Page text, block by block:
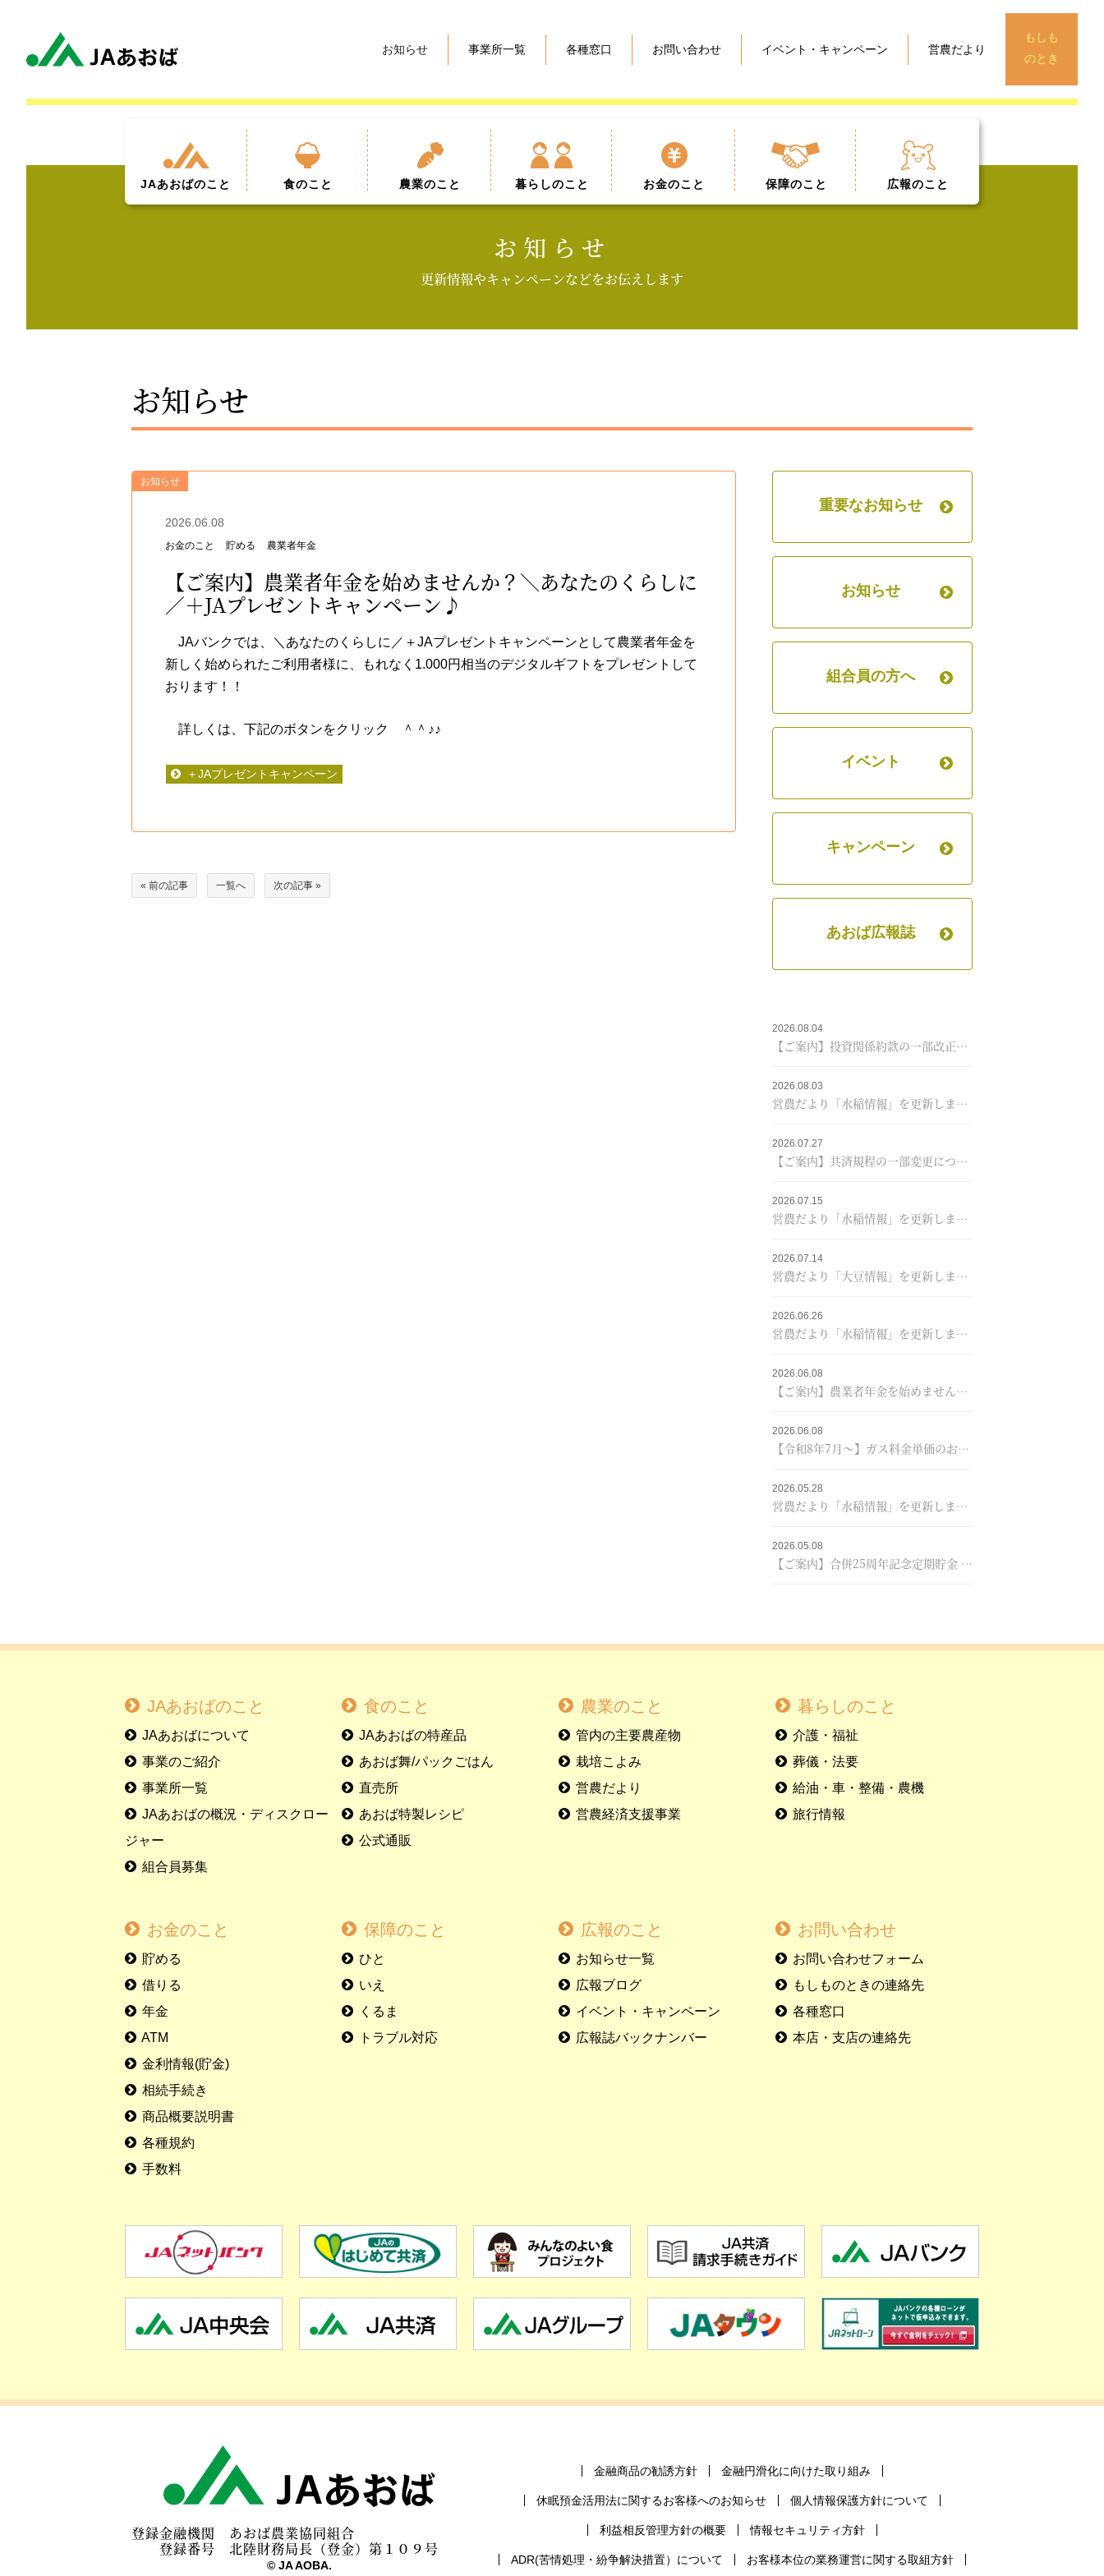
お知らせ 事業所一覧 各種窓口 お問い合わせ イベント・キャンペーン 営農だより
もしも
のとき
JAあおばのこと 食のこと 農業のこと 暮らしのこと お金のこと 保障のこと 広報のこと
お知らせ
更新情報やキャンペーンなどをお伝えします
お知らせ
お知らせ
2026.06.08
お金のこと 貯める 農業者年金
【ご案内】農業者年金を始めませんか？＼あなたのくらしに
／＋JAプレゼントキャンペーン♪
JAバンクでは、＼あなたのくらしに／＋JAプレゼントキャンペーンとして農業者年金を
新しく始められたご利用者様に、もれなく1.000円相当のデジタルギフトをプレゼントして
おります！！
詳しくは、下記のボタンをクリック ＾＾♪♪
＋JAプレゼントキャンペーン
« 前の記事 一覧へ 次の記事 »
重要なお知らせ
お知らせ
組合員の方へ
イベント
キャンペーン
あおば広報誌
2026.08.04
【ご案内】投資関係約款の一部改正について
2026.08.03
営農だより「水稲情報」を更新しました！
2026.07.27
【ご案内】共済規程の一部変更について
2026.07.15
営農だより「水稲情報」を更新しました！
2026.07.14
営農だより「大豆情報」を更新しました！
2026.06.26
営農だより「水稲情報」を更新しました！
2026.06.08
【ご案内】農業者年金を始めませんか？＼あなたのくらしに／＋JAプレゼントキャンペーン♪
2026.06.08
【令和8年7月～】ガス料金単価のお知らせ
2026.05.28
営農だより「水稲情報」を更新しました！
2026.05.08
【ご案内】合併25周年記念定期貯金 販売終了のお知らせ
JAあおばのこと
JAあおばについて
事業のご紹介
事業所一覧
JAあおばの概況・ディスクロー
ジャー
組合員募集
食のこと
JAあおばの特産品
あおば舞/パックごはん
直売所
あおば特製レシピ
公式通販
農業のこと
管内の主要農産物
栽培こよみ
営農だより
営農経済支援事業
暮らしのこと
介護・福祉
葬儀・法要
給油・車・整備・農機
旅行情報
お金のこと
貯める
借りる
年金
ATM
金利情報(貯金)
相続手続き
商品概要説明書
各種規約
手数料
保障のこと
ひと
いえ
くるま
トラブル対応
広報のこと
お知らせ一覧
広報ブログ
イベント・キャンペーン
広報誌バックナンバー
お問い合わせ
お問い合わせフォーム
もしものときの連絡先
各種窓口
本店・支店の連絡先
登録金融機関 あおば農業協同組合
登録番号 北陸財務局長（登金）第１０９号
© JA AOBA.
金融商品の勧誘方針 金融円滑化に向けた取り組み
休眠預金活用法に関するお客様へのお知らせ 個人情報保護方針について
利益相反管理方針の概要 情報セキュリティ方針
ADR(苦情処理・紛争解決措置）について お客様本位の業務運営に関する取組方針